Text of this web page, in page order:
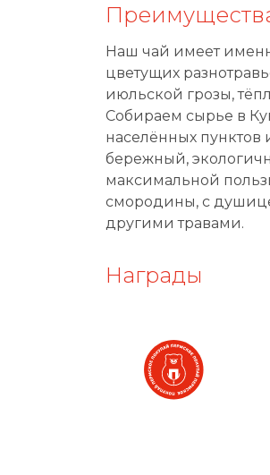
Наш чай имеет
цветущих
июльской грозы,
Собираем сырье в
населённых пунктов
бережный,
максимальной
смородины, с
другими травами.
Награды